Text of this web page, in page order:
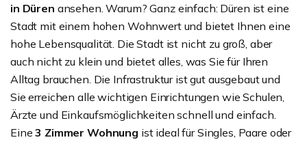
in Düren ansehen. Warum? Ganz einfach: Düren ist eine
Stadt mit einem hohen Wohnwert und bietet Ihnen eine
hohe Lebensqualität. Die Stadt ist nicht zu groß, aber
auch nicht zu klein und bietet alles, was Sie für Ihren
Alltag brauchen. Die Infrastruktur ist gut ausgebaut und
Sie erreichen alle wichtigen Einrichtungen wie Schulen,
Ärzte und Einkaufsmöglichkeiten schnell und einfach.
Eine3 Zimmer Wohnung ist ideal für Singles, Paare oder